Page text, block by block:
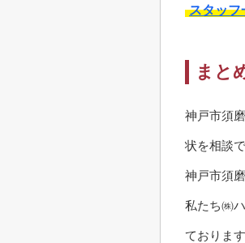
スタッフ
まと
神戸市須
状を相談
神戸市須
私たち㈱
ております